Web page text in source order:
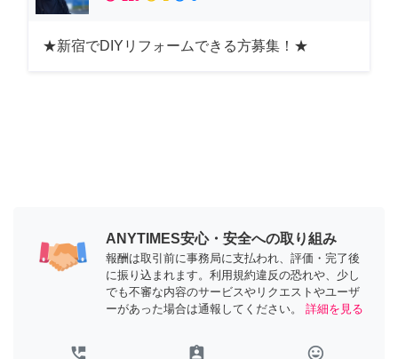
★新宿でDIYリフォームできる方募集！★
ANYTIMES安心・安全への取り組み
報酬は取引前に事務局に支払われ、評価・完了後
に振り込まれます。利用規約違反の恐れや、少し
でも不審な内容のサービスやリクエストやユーザ
ーがあった場合は通報してください。
詳細を見る
perm_phone_msg assignment_ind tag_faces